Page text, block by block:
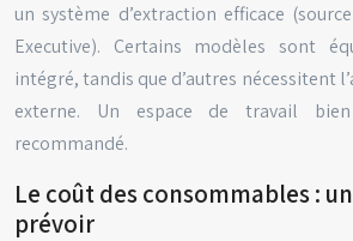
un système d’extraction efficace
Executive). Certains modèles sont
intégré, tandis que d’autres nécessitent
externe. Un espace de travail
recommandé.
Le coût des consommables :
prévoir